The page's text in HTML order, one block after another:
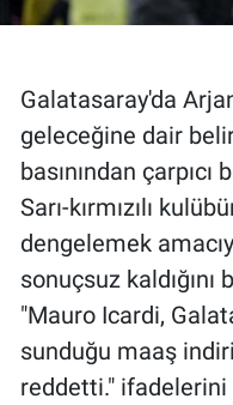
Galatasaray'da
geleceğine dair
basınından
Sarı-kırmızılı
dengelemek
sonuçsuz
"Mauro Icardi,
sunduğu maaş
reddetti." ifadelerini